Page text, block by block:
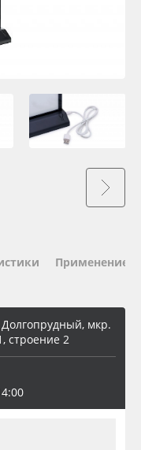
Применение
Долгопрудный, мкр.
строение 2